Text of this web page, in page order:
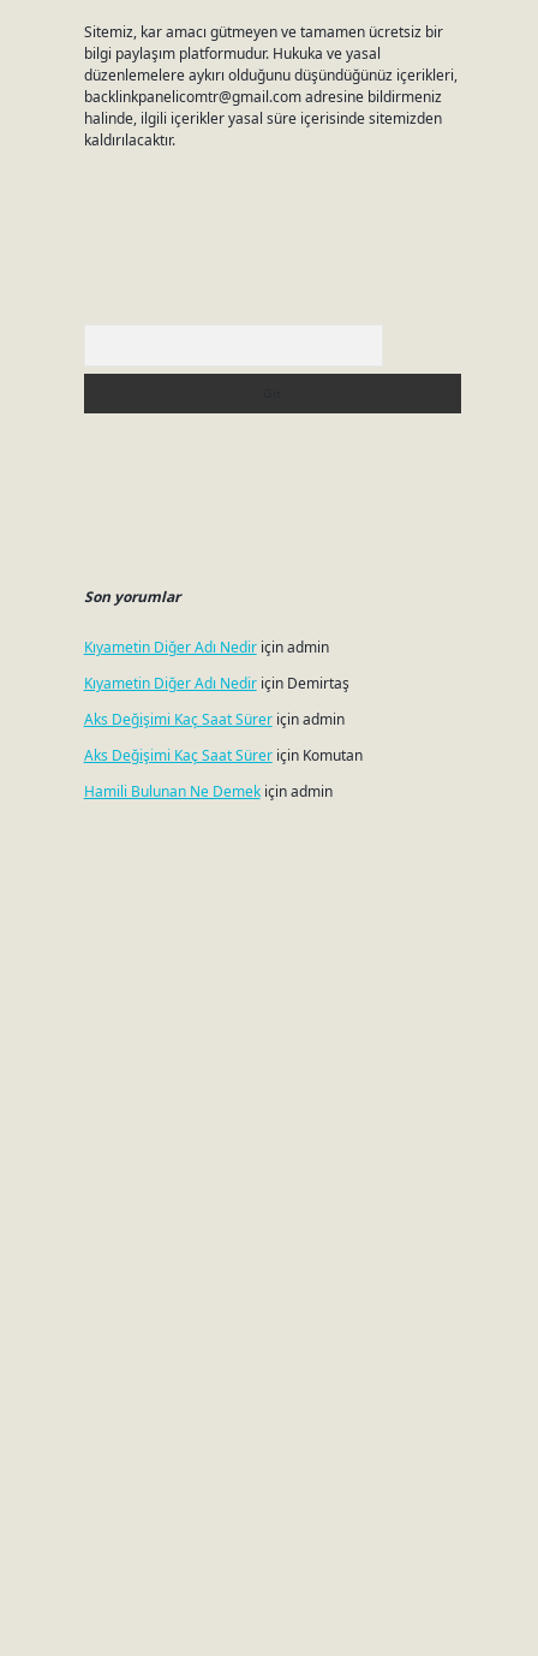
Sitemiz, kar amacı gütmeyen ve tamamen ücretsiz bir
bilgi paylaşım platformudur. Hukuka ve yasal
düzenlemelere aykırı olduğunu düşündüğünüz içerikleri,
backlinkpanelicomtr@gmail.comadresine bildirmeniz
halinde, ilgili içerikler yasal süre içerisinde sitemizden
kaldırılacaktır.
Son yorumlar
Kıyametin Diğer Adı Nediriçinadmin
Kıyametin Diğer Adı Nediriçin Demirtaş
Aks Değişimi Kaç Saat Süreriçinadmin
Aks Değişimi Kaç Saat Süreriçin Komutan
Hamili Bulunan Ne Demekiçinadmin